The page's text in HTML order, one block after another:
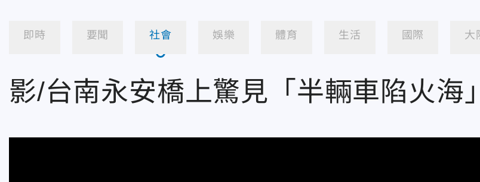
即時 要聞 社會 娛樂 體育 生活 國際 大
影/台南永安橋上驚見「半輛車陷火海